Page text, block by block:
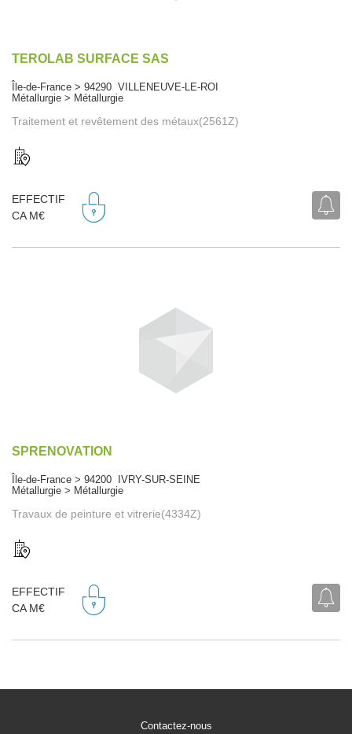
TEROLAB SURFACE SAS
Île-de-France > 94290 VILLENEUVE-LE-ROI
Métallurgie > Métallurgie
Traitement et revêtement des métaux(2561Z)
EFFECTIF
CA M€
SPRENOVATION
Île-de-France > 94200 IVRY-SUR-SEINE
Métallurgie > Métallurgie
Travaux de peinture et vitrerie(4334Z)
EFFECTIF
CA M€
Contactez-nous